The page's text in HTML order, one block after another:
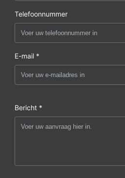
Telefoonnummer
E-mail *
Bericht *